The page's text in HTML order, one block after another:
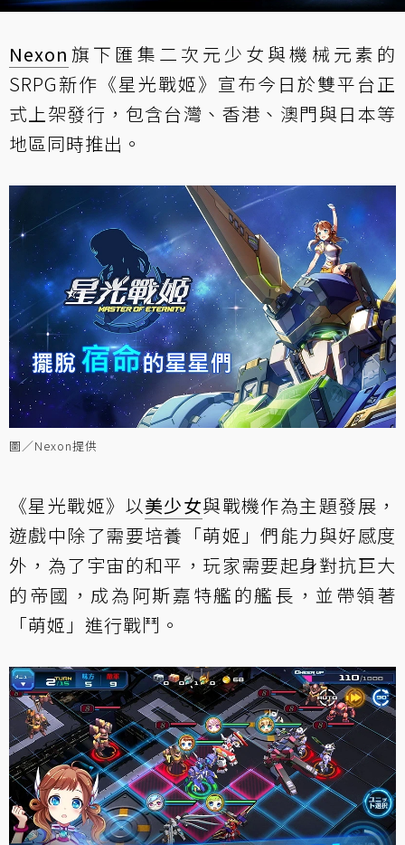
Nexon 旗下匯集二次元少女與機械元素的
SRPG新作《星光戰姬》宣布今日於雙平台正
式上架發行，包含台灣、香港、澳門與日本等
地區同時推出。
圖／Nexon提供
《星光戰姬》以美少女與戰機作為主題發展，
遊戲中除了需要培養「萌姬」們能力與好感度
外，為了宇宙的和平，玩家需要起身對抗巨大
的帝國，成為阿斯嘉特艦的艦長，並帶領著
「萌姬」進行戰鬥。